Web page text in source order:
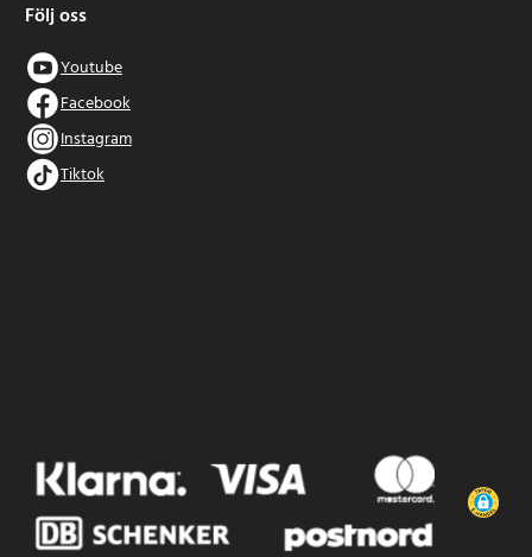
Följ oss
Youtube
Facebook
Instagram
Tiktok